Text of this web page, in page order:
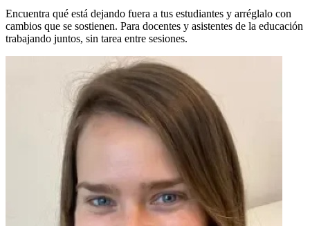
Encuentra qué está dejando fuera a tus estudiantes y arréglalo con
cambios que se sostienen. Para docentes y asistentes de la educación
trabajando juntos, sin tarea entre sesiones.